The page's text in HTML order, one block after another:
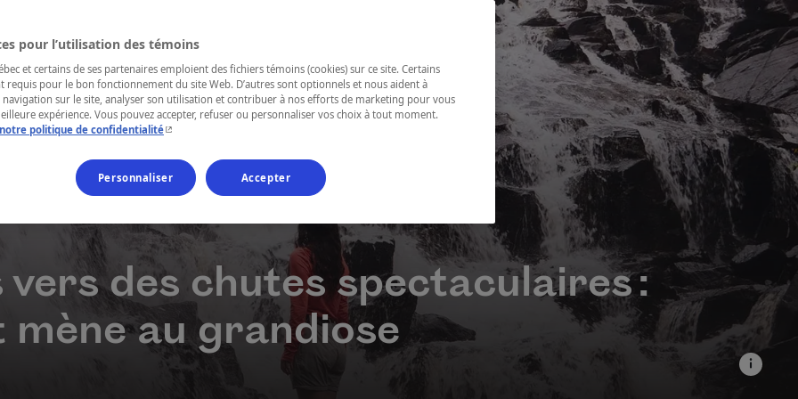
vers des chutes spectaculaires :
mène au grandiose
pour l’utilisation des témoins
et certains de ses partenaires emploient des fichiers témoins (cookies) sur ce site. Certains
requis pour le bon fonctionnement du site Web. D’autres sont optionnels et nous aident à
sur le site, analyser son utilisation et contribuer à nos efforts de marketing pour vous
expérience. Vous pouvez accepter, refuser ou personnaliser vos choix à tout moment.
politique de confidentialité- Cet hyperlien s'ouvrira dans une nouvelle fenêtre.
Personnaliser Accepter